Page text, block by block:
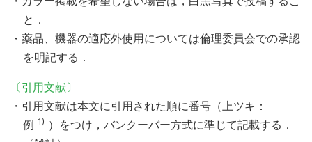
と．
・薬品、機器の適応外使用については倫理委員会での承認
を明記する．
〔引用文献〕
・引用文献は本文に引用された順に番号（上ツキ：
例 1) ）をつけ，バンクーバー方式に準じて記載する．